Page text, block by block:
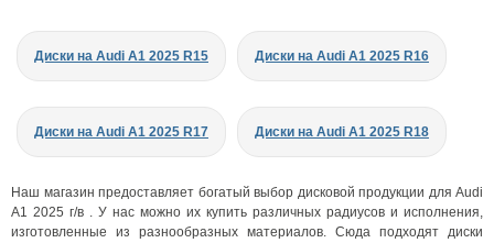
Диски на Audi A1 2025 R15 Диски на Audi A1 2025 R16
Диски на Audi A1 2025 R17 Диски на Audi A1 2025 R18
Наш магазин предоставляет богатый выбор дисковой продукции для Audi
A1 2025 г/в . У нас можно их купить различных радиусов и исполнения,
изготовленные из разнообразных материалов. Сюда подходят диски